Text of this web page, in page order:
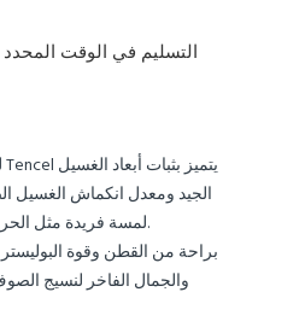
التسليم في الوقت المحدد
الجيد ومعدل انكماش الغسيل
لمسة فريدة مثل الحرير ، الستارة الأنيقة. نفاذية الهواء جيدة ونفاذية الرطوبة.
والجمال الفاخر لنسيج